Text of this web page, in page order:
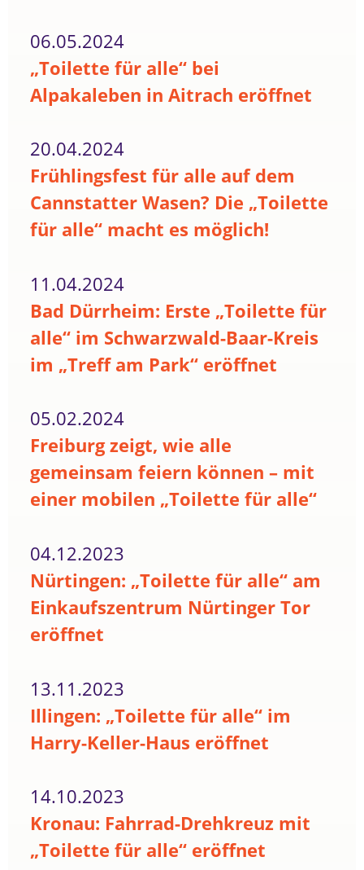
06.05.2024
„Toilette für alle“ bei
Alpakaleben in Aitrach eröffnet
20.04.2024
Frühlingsfest für alle auf dem
Cannstatter Wasen? Die „Toilette
für alle“ macht es möglich!
11.04.2024
Bad Dürrheim: Erste „Toilette für
alle“ im Schwarzwald-Baar-Kreis
im „Treff am Park“ eröffnet
05.02.2024
Freiburg zeigt, wie alle
gemeinsam feiern können – mit
einer mobilen „Toilette für alle“
04.12.2023
Nürtingen: „Toilette für alle“ am
Einkaufszentrum Nürtinger Tor
eröffnet
13.11.2023
Illingen: „Toilette für alle“ im
Harry-Keller-Haus eröffnet
14.10.2023
Kronau: Fahrrad-Drehkreuz mit
„Toilette für alle“ eröffnet